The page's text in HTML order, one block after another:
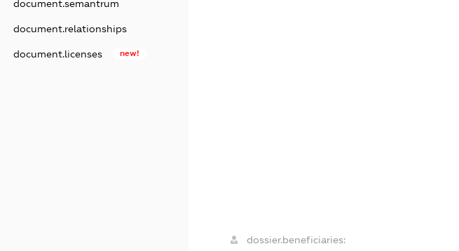
document.semantrum
document.relationships
document.licenses new!
dossier.beneficiaries: